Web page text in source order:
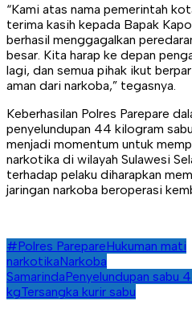
“Kami atas nama pemerintah
terima kasih kepada Bapak
berhasil menggagalkan
besar. Kita harap ke depan
lagi, dan semua pihak ikut
aman dari narkoba,” tegasnya.
Keberhasilan Polres Parepare
penyelundupan 44 kilogram
menjadi momentum untuk
narkotika di wilayah Sulawesi
terhadap pelaku diharapkan
jaringan narkoba beroperasi
#Polres ParepareHukuman mati
narkotikaNarkoba
SamarindaPenyelundupan sabu
kgTersangka kurir sabu